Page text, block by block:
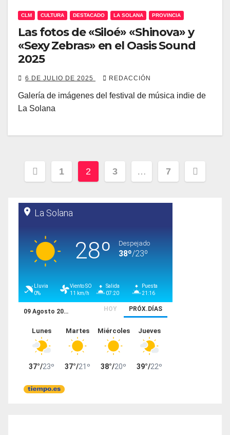
CLM CULTURA DESTACADO LA SOLANA PROVINCIA
Las fotos de «Siloé» «Shinova» y
«Sexy Zebras» en el Oasis Sound
2025
6 DE JULIO DE 2025 REDACCIÓN
Galería de imágenes del festival de música indie de
La Solana
Paginación
entradas
1 2 3 … 7